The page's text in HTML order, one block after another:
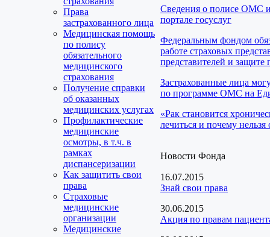
Права
застрахованного лица
Медицинская помощь
по полису
обязательного
медицинского
страхования
Получение справки
об оказанных
медицинских услугах
Профилактические
медицинские
осмотры, в т.ч. в
рамках
диспансеризации
Как защитить свои
права
Страховые
медицинские
организации
Медицинские
Сведения о полисе ОМС
портале госуслуг
Федеральным фондом
работе страховых
представителей и защите
Застрахованные лица
по программе ОМС на
«Рак становится
лечиться и почему нельзя
Новости Фонда
16.07.2015
Знай свои права
30.06.2015
Акция по правам